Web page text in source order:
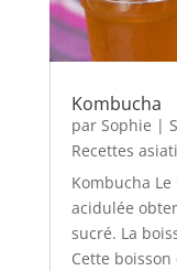
Kombucha
par Sophie |
Recettes
Kombucha
acidulée
sucré. La
Cette